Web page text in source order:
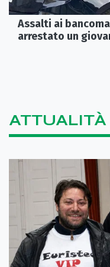
Assalti ai
arrestato un
ATTUALITÀ